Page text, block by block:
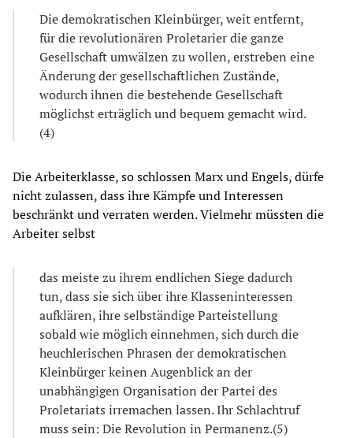
Die demokratischen Kleinbürger, weit entfernt,
für die revolutionären Proletarier die ganze
Gesellschaft umwälzen zu wollen, erstreben eine
Änderung der gesellschaftlichen Zustände,
wodurch ihnen die bestehende Gesellschaft
möglichst erträglich und bequem gemacht wird.
(4)
Die Arbeiterklasse, so schlossen Marx und Engels, dürfe
nicht zulassen, dass ihre Kämpfe und Interessen
beschränkt und verraten werden. Vielmehr müssten die
Arbeiter selbst
das meiste zu ihrem endlichen Siege dadurch
tun, dass sie sich über ihre Klasseninteressen
aufklären, ihre selbständige Parteistellung
sobald wie möglich einnehmen, sich durch die
heuchlerischen Phrasen der demokratischen
Kleinbürger keinen Augenblick an der
unabhängigen Organisation der Partei des
Proletariats irremachen lassen. Ihr Schlachtruf
muss sein: Die Revolution in Permanenz.(5)